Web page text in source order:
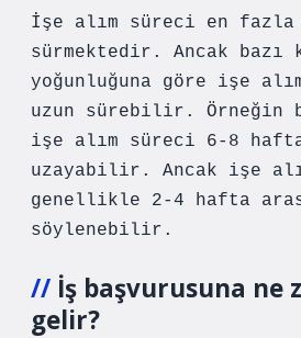
İşe alım süreci en
sürmektedir. Ancak bazı
yoğunluğuna göre işe
uzun sürebilir. Örneğin
işe alım süreci 6-8
uzayabilir. Ancak işe
genellikle 2-4 hafta
söylenebilir.
İş başvurusuna ne
gelir?